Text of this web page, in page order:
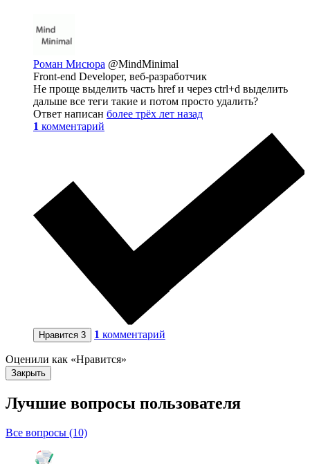
Роман Мисюра @MindMinimal
Front-end Developer, веб-разработчик
Не проще выделить часть href и через ctrl+d выделить
дальше все теги такие и потом просто удалить?
Ответ написан более трёх лет назад
1 комментарий
Нравится 3 1 комментарий
Оценили как «Нравится»
Закрыть
Лучшие вопросы пользователя
Все вопросы (10)